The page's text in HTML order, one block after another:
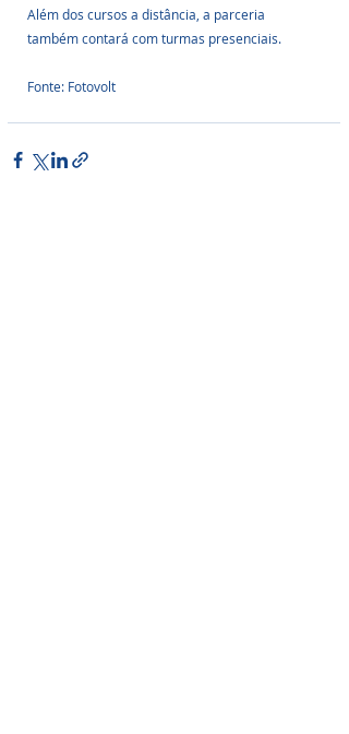
Além dos cursos a distância, a parceria
também contará com turmas presenciais.
Fonte: Fotovolt